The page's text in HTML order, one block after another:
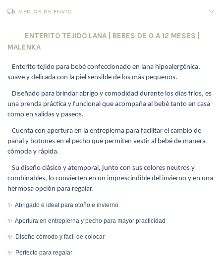
MEDIOS DE ENVÍO
ENTERITO TEJIDO LANA | BEBES DE 0 A 12 MESES |
MALENKA
Enterito tejido para bebé confeccionado en lana hipoalergénica,
suave y delicada con la piel sensible de los más pequeños.
Diseñado para brindar abrigo y comodidad durante los días fríos, es
una prenda práctica y funcional que acompaña al bebé tanto en casa
como en salidas y paseos.
Cuenta con apertura en la entrepierna para facilitar el cambio de
pañal y botones en el pecho que permiten vestir al bebé de manera
cómoda y rápida.
Su diseño clásico y atemporal, junto con sus colores neutros y
combinables, lo convierten en un imprescindible del invierno y en una
hermosa opción para regalar.
✨ Abrigado e ideal para otoño e invierno
✨ Apertura en entrepierna y pecho para mayor practicidad
✨ Diseño cómodo y fácil de colocar
✨ Perfecto para regalar